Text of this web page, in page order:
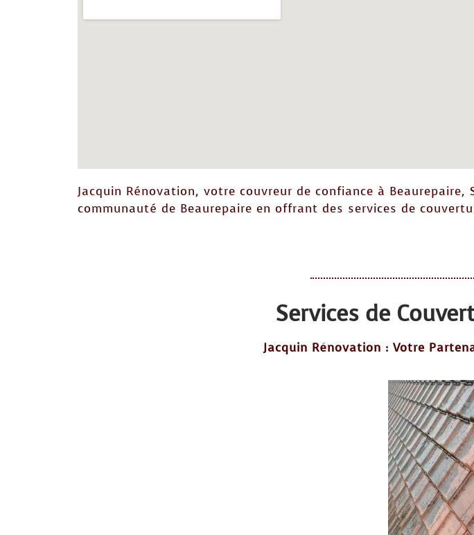
Jacquin Rénovation, votre couvreur de confiance à
communauté de Beaurepaire en offrant des services de
Services de
Jacquin Rénovation : Votre